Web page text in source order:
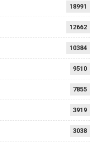
18991
12662
10384
9510
7855
3919
3038